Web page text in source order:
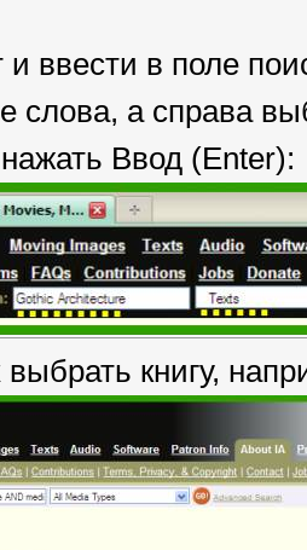
и ввести в поле
слова, а справа
Ввод (Enter):
выбрать книгу,